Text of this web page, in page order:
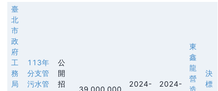
臺
北
市
政
府
工
務
局
113年
分支管
污水管
公
開
招
2024-
2024-
東
鑫
龍
營
決
標